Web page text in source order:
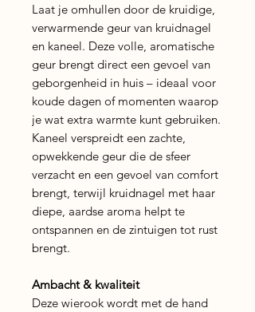
Laat je omhullen door de kruidige,
verwarmende geur van kruidnagel
en kaneel. Deze volle, aromatische
geur brengt direct een gevoel van
geborgenheid in huis – ideaal voor
koude dagen of momenten waarop
je wat extra warmte kunt gebruiken.
Kaneel verspreidt een zachte,
opwekkende geur die de sfeer
verzacht en een gevoel van comfort
brengt, terwijl kruidnagel met haar
diepe, aardse aroma helpt te
ontspannen en de zintuigen tot rust
brengt.
Ambacht & kwaliteit
Deze wierook wordt met de hand